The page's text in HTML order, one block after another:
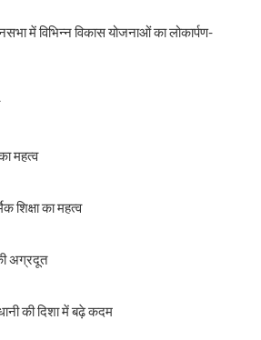
में विभिन्न विकास योजनाओं का लोकार्पण-
महत्व
शिक्षा का महत्व
अग्रदूत
की दिशा में बढ़े कदम